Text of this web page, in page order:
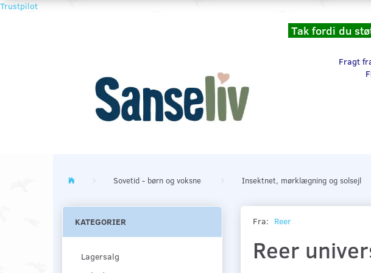
Trustpilot
Tak fordi du
Fragt
Sovetid - børn og voksne Insektnet, mørklægning og solsejl
KATEGORIER
Lagersalg
Fra: Reer
Reer